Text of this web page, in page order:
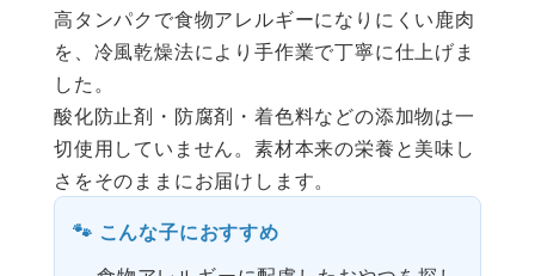
高タンパクで食物アレルギーになりにくい鹿肉
を、冷風乾燥法により手作業で丁寧に仕上げま
した。
酸化防止剤・防腐剤・着色料などの添加物は一
切使用していません。素材本来の栄養と美味し
さをそのままにお届けします。
🐾 こんな子におすすめ